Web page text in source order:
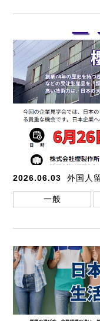
2026.06.03 外国人
一般